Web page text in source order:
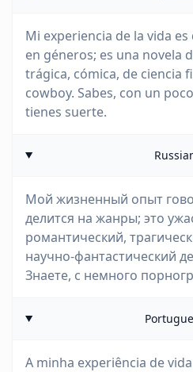
Mi experiencia de la vida
en géneros; es una novela
trágica, cómica, de ciencia
cowboy. Sabes, con un
tienes suerte.
Мой жизненный опыт
делится на жанры; это
романтический,
научно-фантастический
Знаете, с немного
A minha experiência de